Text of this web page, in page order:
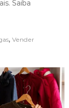
Saiba
, Vender